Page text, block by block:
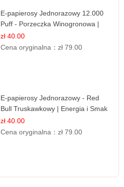
E-papierosy Jednorazowy 12.000
Puff - Porzeczka Winogronowa |
Owocowa Moc
zł 40.00
Cena oryginalna：zł 79.00
E-papierosy Jednorazowy - Red
Bull Truskawkowy | Energia i Smak
zł 40.00
Cena oryginalna：zł 79.00